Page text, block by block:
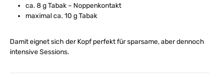
ca. 8 g Tabak – Noppenkontakt
maximal ca. 10 g Tabak
Damit eignet sich der Kopf perfekt für sparsame, aber dennoch
intensive Sessions.